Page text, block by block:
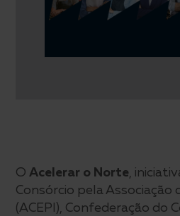
OAcelerar o Norte,
Consórcio pela Associação
(ACEPI), Confederação do